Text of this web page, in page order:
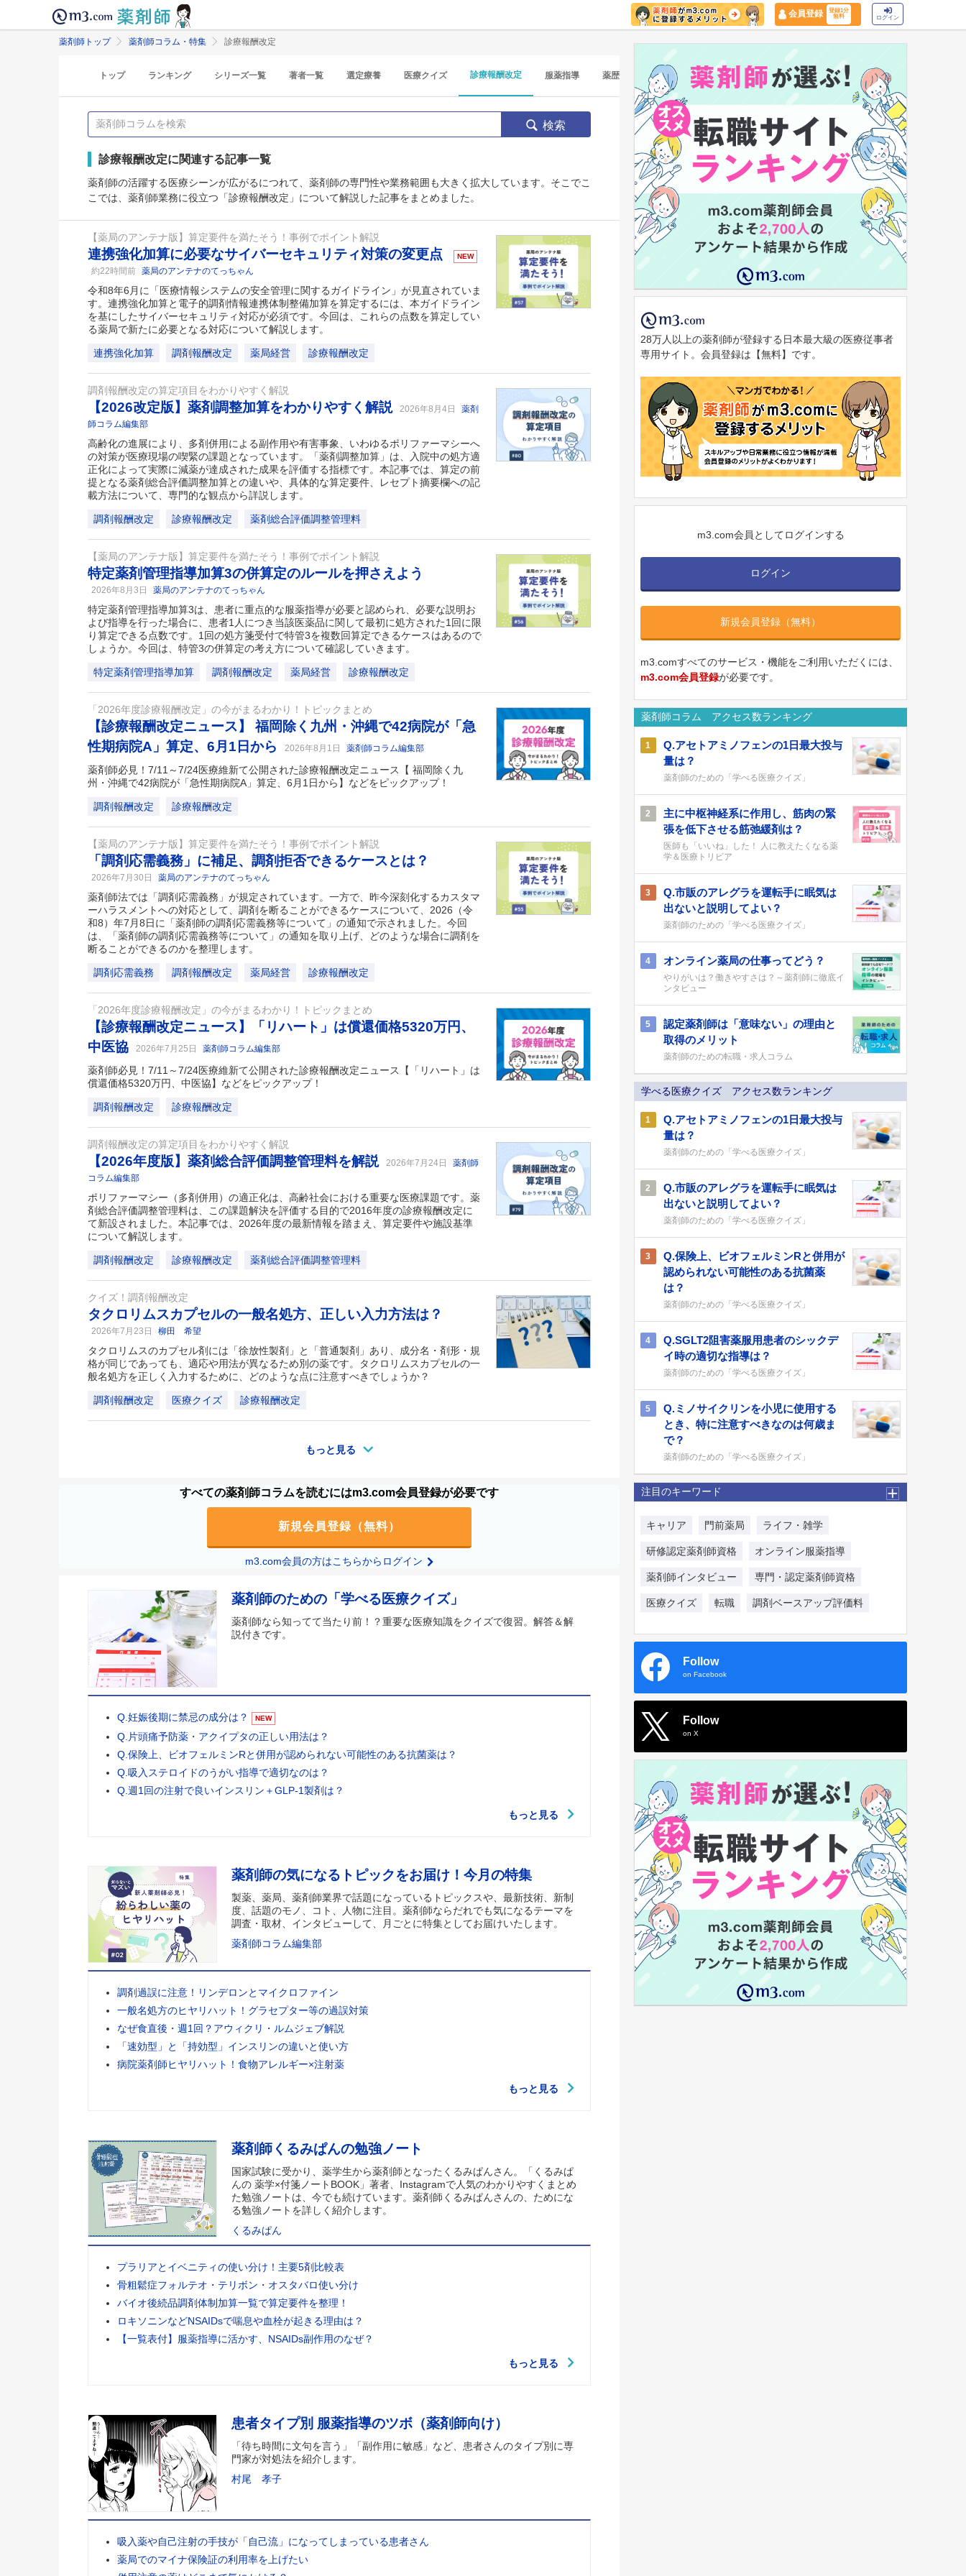
会員登録
登録1分
無料
ログイン
薬剤師トップ 薬剤師コラム・特集 診療報酬改定
トップ ランキング シリーズ一覧 著者一覧 選定療養 医療クイズ 診療報酬改定 服薬指導 薬歴 マイナ保険証
検索
診療報酬改定に関連する記事一覧
薬剤師の活躍する医療シーンが広がるにつれて、薬剤師の専門性や業務範囲も大きく拡大しています。そこでこ
こでは、薬剤師業務に役立つ「診療報酬改定」について解説した記事をまとめました。
【薬局のアンテナ版】算定要件を満たそう！事例でポイント解説
連携強化加算に必要なサイバーセキュリティ対策の変更点 NEW
約22時間前 薬局のアンテナのてっちゃん
令和8年6月に「医療情報システムの安全管理に関するガイドライン」が見直されていま
す。連携強化加算と電子的調剤情報連携体制整備加算を算定するには、本ガイドライン
を基にしたサイバーセキュリティ対応が必須です。今回は、これらの点数を算定してい
る薬局で新たに必要となる対応について解説します。
連携強化加算 調剤報酬改定 薬局経営 診療報酬改定
調剤報酬改定の算定項目をわかりやすく解説
【2026改定版】薬剤調整加算をわかりやすく解説 2026年8月4日
薬剤
師コラム編集部
高齢化の進展により、多剤併用による副作用や有害事象、いわゆるポリファーマシーへ
の対策が医療現場の喫緊の課題となっています。「薬剤調整加算」は、入院中の処方適
正化によって実際に減薬が達成された成果を評価する指標です。本記事では、算定の前
提となる薬剤総合評価調整加算との違いや、具体的な算定要件、レセプト摘要欄への記
載方法について、専門的な観点から詳説します。
調剤報酬改定 診療報酬改定 薬剤総合評価調整管理料
【薬局のアンテナ版】算定要件を満たそう！事例でポイント解説
特定薬剤管理指導加算3の併算定のルールを押さえよう
2026年8月3日 薬局のアンテナのてっちゃん
特定薬剤管理指導加算3は、患者に重点的な服薬指導が必要と認められ、必要な説明お
よび指導を行った場合に、患者1人につき当該医薬品に関して最初に処方された1回に限
り算定できる点数です。1回の処方箋受付で特管3を複数回算定できるケースはあるので
しょうか。今回は、特管3の併算定の考え方について確認していきます。
特定薬剤管理指導加算 調剤報酬改定 薬局経営 診療報酬改定
「2026年度診療報酬改定」の今がまるわかり！トピックまとめ
【診療報酬改定ニュース】 福岡除く九州・沖縄で42病院が「急
性期病院A」算定、6月1日から
2026年8月1日 薬剤師コラム編集部
薬剤師必見！7/11～7/24医療維新て公開された診療報酬改定ニュース【 福岡除く九
州・沖縄で42病院が「急性期病院A」算定、6月1日から】などをピックアップ！
調剤報酬改定 診療報酬改定
【薬局のアンテナ版】算定要件を満たそう！事例でポイント解説
「調剤応需義務」に補足、調剤拒否できるケースとは？
2026年7月30日 薬局のアンテナのてっちゃん
薬剤師法では「調剤応需義務」が規定されています。一方で、昨今深刻化するカスタマ
ーハラスメントへの対応として、調剤を断ることができるケースについて、2026（令
和8）年7月8日に「薬剤師の調剤応需義務等について」の通知で示されました。今回
は、「薬剤師の調剤応需義務等について」の通知を取り上げ、どのような場合に調剤を
断ることができるのかを整理します。
調剤応需義務 調剤報酬改定 薬局経営 診療報酬改定
「2026年度診療報酬改定」の今がまるわかり！トピックまとめ
【診療報酬改定ニュース】「リハート」は償還価格5320万円、
中医協
2026年7月25日 薬剤師コラム編集部
薬剤師必見！7/11～7/24医療維新て公開された診療報酬改定ニュース【「リハート」は
償還価格5320万円、中医協】などをピックアップ！
調剤報酬改定 診療報酬改定
調剤報酬改定の算定項目をわかりやすく解説
【2026年度版】薬剤総合評価調整管理料を解説 2026年7月24日
薬剤師
コラム編集部
ポリファーマシー（多剤併用）の適正化は、高齢社会における重要な医療課題です。薬
剤総合評価調整管理料は、この課題解決を評価する目的で2016年度の診療報酬改定に
て新設されました。本記事では、2026年度の最新情報を踏まえ、算定要件や施設基準
について解説します。
調剤報酬改定 診療報酬改定 薬剤総合評価調整管理料
クイズ！調剤報酬改定
タクロリムスカプセルの一般名処方、正しい入力方法は？
2026年7月23日 柳田 希望
タクロリムスのカプセル剤には「徐放性製剤」と「普通製剤」あり、成分名・剤形・規
格が同じであっても、適応や用法が異なるため別の薬です。タクロリムスカプセルの一
般名処方を正しく入力するために、どのような点に注意すべきでしょうか？
調剤報酬改定 医療クイズ 診療報酬改定
もっと見る
すべての薬剤師コラムを読むにはm3.com会員登録が必要です
新規会員登録（無料）
m3.com会員の方はこちらからログイン
薬剤師のための「学べる医療クイズ」
薬剤師なら知ってて当たり前！？重要な医療知識をクイズで復習。解答＆解
説付きです。
Q.妊娠後期に禁忌の成分は？ NEW
Q.片頭痛予防薬・アクイプタの正しい用法は？
Q.保険上、ビオフェルミンRと併用が認められない可能性のある抗菌薬は？
Q.吸入ステロイドのうがい指導で適切なのは？
Q.週1回の注射で良いインスリン＋GLP-1製剤は？
もっと見る
薬剤師の気になるトピックをお届け！今月の特集
製薬、薬局、薬剤師業界で話題になっているトピックスや、最新技術、新制
度、話題のモノ、コト、人物に注目。薬剤師ならだれでも気になるテーマを
調査・取材、インタビューして、月ごとに特集としてお届けいたします。
薬剤師コラム編集部
調剤過誤に注意！リンデロンとマイクロファイン
一般名処方のヒヤリハット！グラセプター等の過誤対策
なぜ食直後・週1回？アウィクリ・ルムジェブ解説
「速効型」と「持効型」インスリンの違いと使い方
病院薬剤師ヒヤリハット！食物アレルギー×注射薬
もっと見る
薬剤師くるみぱんの勉強ノート
国家試験に受かり、薬学生から薬剤師となったくるみぱんさん。「くるみぱ
んの 薬学×付箋ノートBOOK」著者、Instagramで人気のわかりやすくまとめ
た勉強ノートは、今でも続けています。薬剤師くるみぱんさんの、ためにな
る勉強ノートを詳しく紹介します。
くるみぱん
プラリアとイベニティの使い分け！主要5剤比較表
骨粗鬆症フォルテオ・テリボン・オスタバロ使い分け
バイオ後続品調剤体制加算一覧で算定要件を整理！
ロキソニンなどNSAIDsで喘息や血栓が起きる理由は？
【一覧表付】服薬指導に活かす、NSAIDs副作用のなぜ？
もっと見る
患者タイプ別 服薬指導のツボ（薬剤師向け）
「待ち時間に文句を言う」「副作用に敏感」など、患者さんのタイプ別に専
門家が対処法を紹介します。
村尾 孝子
吸入薬や自己注射の手技が「自己流」になってしまっている患者さん
薬局でのマイナ保険証の利用率を上げたい
28万人以上の薬剤師が登録する日本最大級の医療従事者
専用サイト。会員登録は【無料】です。
m3.com会員としてログインする
ログイン
新規会員登録（無料）
m3.comすべてのサービス・機能をご利用いただくには、
m3.com会員登録が必要です。
薬剤師コラム アクセス数ランキング
1
Q.アセトアミノフェンの1日最大投与
量は？
薬剤師のための「学べる医療クイズ」
2
主に中枢神経系に作用し、筋肉の緊
張を低下させる筋弛緩剤は？
医師も「いいね」した！ 人に教えたくなる薬
学＆医療トリビア
3
Q.市販のアレグラを運転手に眠気は
出ないと説明してよい？
薬剤師のための「学べる医療クイズ」
4 オンライン薬局の仕事ってどう？
やりがいは？働きやすさは？～薬剤師に徹底イ
ンタビュー
5
認定薬剤師は「意味ない」の理由と
取得のメリット
薬剤師のための転職・求人コラム
学べる医療クイズ アクセス数ランキング
1
Q.アセトアミノフェンの1日最大投与
量は？
薬剤師のための「学べる医療クイズ」
2
Q.市販のアレグラを運転手に眠気は
出ないと説明してよい？
薬剤師のための「学べる医療クイズ」
3
Q.保険上、ビオフェルミンRと併用が
認められない可能性のある抗菌薬
は？
薬剤師のための「学べる医療クイズ」
4
Q.SGLT2阻害薬服用患者のシックデ
イ時の適切な指導は？
薬剤師のための「学べる医療クイズ」
5
Q.ミノサイクリンを小児に使用する
とき、特に注意すべきなのは何歳ま
で？
薬剤師のための「学べる医療クイズ」
注目のキーワード
キャリア 門前薬局 ライフ・雑学
研修認定薬剤師資格 オンライン服薬指導
薬剤師インタビュー 専門・認定薬剤師資格
医療クイズ 転職 調剤ベースアップ評価料
Follow
on Facebook
Follow
on X